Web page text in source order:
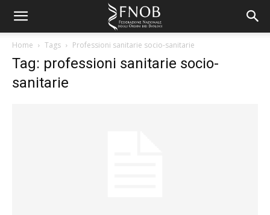
Home Tags Professioni sanitarie socio-sanitarie
Tag: professioni sanitarie socio-
sanitarie